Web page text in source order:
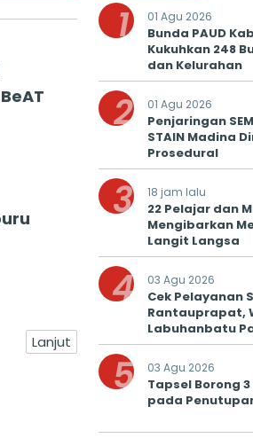
Lanjut
1 01 Agu 2026
Bunda PAUD
Kukuhkan 248
dan Kelurahan
2 01 Agu 2026
Penjaringan
STAIN Madina
Prosedural
3 18 jam lalu
22 Pelajar dan
Mengibarkan
Langit Langsa
4 03 Agu 2026
Cek Pelayanan
Rantauprapat,
Labuhanbatu
Prima untuk
5 03 Agu 2026
Tapsel Borong
pada